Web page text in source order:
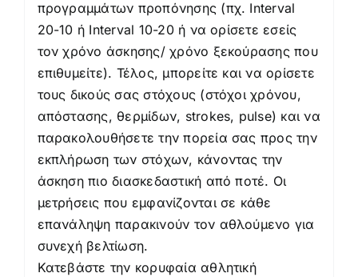
προγραμμάτων προπόνησης (πχ. Interval
20-10 ή Interval 10-20 ή να ορίσετε εσείς
τον χρόνο άσκησης/ χρόνο ξεκούρασης που
επιθυμείτε). Τέλος, μπορείτε και να ορίσετε
τους δικούς σας στόχους (στόχοι χρόνου,
απόστασης, θερμίδων, strokes, pulse) και να
παρακολουθήσετε την πορεία σας προς την
εκπλήρωση των στόχων, κάνοντας την
άσκηση πιο διασκεδαστική από ποτέ. Οι
μετρήσεις που εμφανίζονται σε κάθε
επανάληψη παρακινούν τον αθλούμενο για
συνεχή βελτίωση.
Κατεβάστε την κορυφαία αθλητική